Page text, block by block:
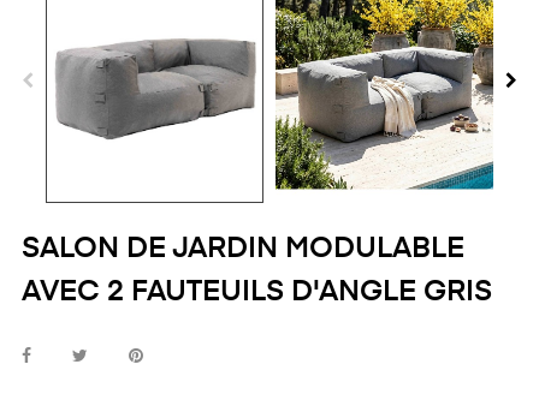
SALON DE JARDIN MODULABLE
AVEC 2 FAUTEUILS D'ANGLE GRIS